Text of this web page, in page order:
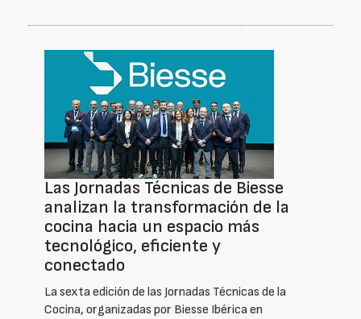
Las Jornadas Técnicas de Biesse
analizan la transformación de la
cocina hacia un espacio más
tecnológico, eficiente y
conectado
La sexta edición de las Jornadas Técnicas de la
Cocina, organizadas por Biesse Ibérica en